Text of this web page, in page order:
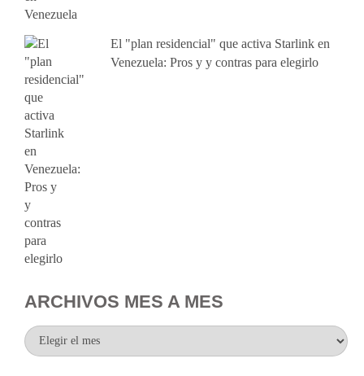
El "plan residencial" que activa Starlink en
Venezuela: Pros y y contras para elegirlo
ARCHIVOS MES A MES
Archivos
mes